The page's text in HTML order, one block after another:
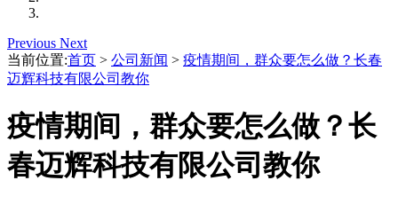
Previous Next
当前位置:首页 > 公司新闻 > 疫情期间，群众要怎么做？长春
迈辉科技有限公司教你
疫情期间，群众要怎么做？长
春迈辉科技有限公司教你